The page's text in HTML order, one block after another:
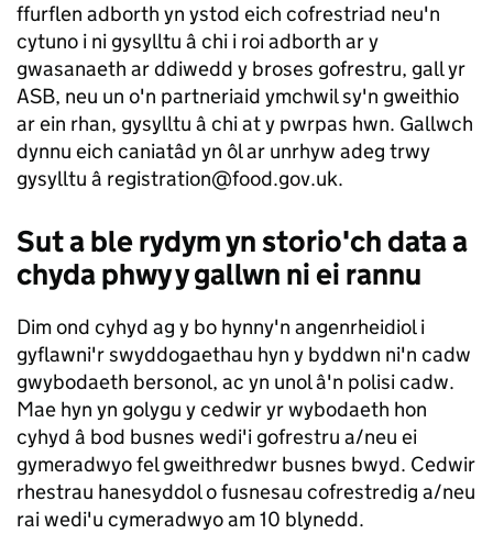
ffurflen adborth yn ystod eich cofrestriad neu'n
cytuno i ni gysylltu â chi i roi adborth ar y
gwasanaeth ar ddiwedd y broses gofrestru, gall yr
ASB, neu un o'n partneriaid ymchwil sy'n gweithio
ar ein rhan, gysylltu â chi at y pwrpas hwn. Gallwch
dynnu eich caniatâd yn ôl ar unrhyw adeg trwy
gysylltu â registration@food.gov.uk.
Sut a ble rydym yn storio'ch data a
chyda phwy y gallwn ni ei rannu
Dim ond cyhyd ag y bo hynny'n angenrheidiol i
gyflawni'r swyddogaethau hyn y byddwn ni'n cadw
gwybodaeth bersonol, ac yn unol â'n polisi cadw.
Mae hyn yn golygu y cedwir yr wybodaeth hon
cyhyd â bod busnes wedi'i gofrestru a/neu ei
gymeradwyo fel gweithredwr busnes bwyd. Cedwir
rhestrau hanesyddol o fusnesau cofrestredig a/neu
rai wedi'u cymeradwyo am 10 blynedd.